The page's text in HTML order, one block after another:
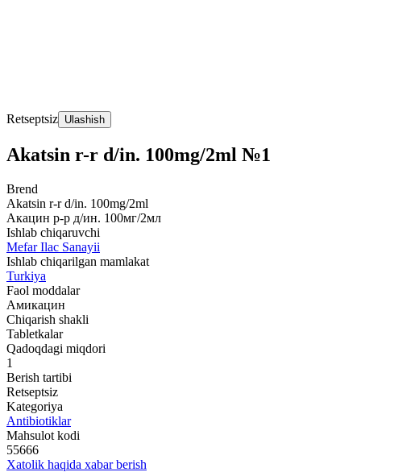
Retseptsiz Ulashish
Akatsin r-r d/in. 100mg/2ml №1
Brend
Akatsin r-r d/in. 100mg/2ml
Акацин р-р д/ин. 100мг/2мл
Ishlab chiqaruvchi
Mefar Ilac Sanayii
Ishlab chiqarilgan mamlakat
Turkiya
Faol moddalar
Амикацин
Chiqarish shakli
Tabletkalar
Qadoqdagi miqdori
1
Berish tartibi
Retseptsiz
Kategoriya
Antibiotiklar
Mahsulot kodi
55666
Xatolik haqida xabar berish